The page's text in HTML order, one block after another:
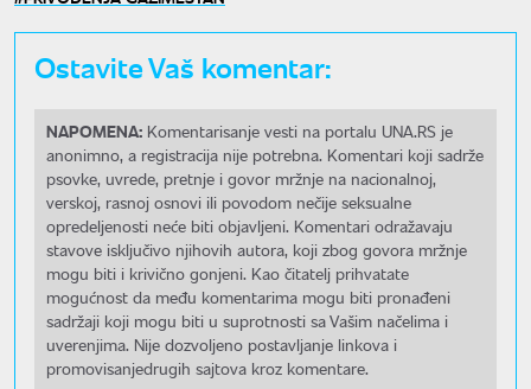
Ostavite Vaš komentar:
NAPOMENA: Komentarisanje vesti na portalu UNA.RS je
anonimno, a registracija nije potrebna. Komentari koji sadrže
psovke, uvrede, pretnje i govor mržnje na nacionalnoj,
verskoj, rasnoj osnovi ili povodom nečije seksualne
opredeljenosti neće biti objavljeni. Komentari odražavaju
stavove isključivo njihovih autora, koji zbog govora mržnje
mogu biti i krivično gonjeni. Kao čitatelj prihvatate
mogućnost da među komentarima mogu biti pronađeni
sadržaji koji mogu biti u suprotnosti sa Vašim načelima i
uverenjima. Nije dozvoljeno postavljanje linkova i
promovisanjedrugih sajtova kroz komentare.